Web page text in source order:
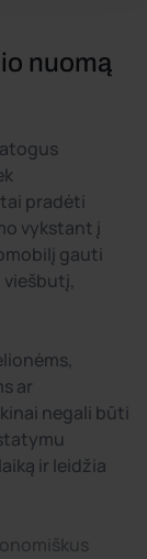
nuomą
pradėti
vykstant į
gauti
ar
negali būti
ir leidžia